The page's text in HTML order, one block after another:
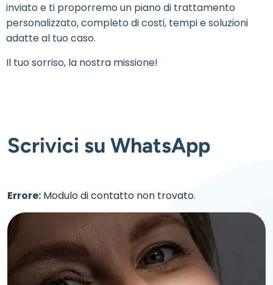
inviato e ti proporremo un piano di trattamento
personalizzato, completo di costi, tempi e soluzioni
adatte al tuo caso.
Il tuo sorriso, la nostra missione!
Scrivici su WhatsApp
Errore: Modulo di contatto non trovato.